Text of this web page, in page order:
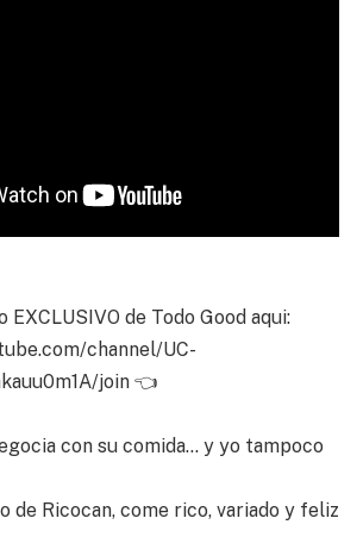
EXCLUSIVO de Todo Good aqui:
channel/UC-
join 👈
con su comida… y yo tampoco
de Ricocan, come rico, variado y feliz